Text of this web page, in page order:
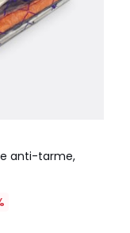
anti-tarme,